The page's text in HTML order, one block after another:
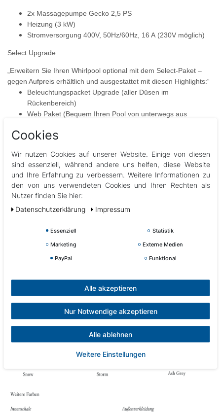
2x Massagepumpe Gecko 2,5 PS
Heizung (3 kW)
Stromversorgung 400V, 50Hz/60Hz, 16 A (230V möglich)
Select Upgrade
„Erweitern Sie Ihren Whirlpool optional mit dem Select-Paket –
gegen Aufpreis erhältlich und ausgestattet mit diesen Highlights:“
Beleuchtungspacket Upgrade (aller Düsen im
Rückenbereich)
Web Paket (Bequem Ihren Pool von unterwegs aus
Düsenupgrade (Edelstahlblenden anstatt Kunstoff) wertet
Displayupgrade von Knöpfen auf Touchscreen (Gecko
K800 auf Gecko K1000)
Cookies
Wir nutzen Cookies auf unserer Website. Einige von diesen
sind essenziell, während andere uns helfen, diese Website
und Ihre Erfahrung zu verbessern. Weitere Informationen zu
den von uns verwendeten Cookies und Ihren Rechten als
Nutzer finden Sie hier:
Daten­schutz­erklärung
Impressum
Essenziell
Statistik
Marketing
Externe Medien
PayPal
Funktional
Alle akzeptieren
Nur Notwendige akzeptieren
Alle ablehnen
Weitere Einstellungen